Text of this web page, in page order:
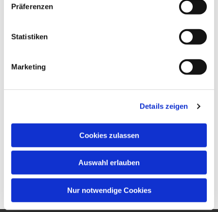
Präferenzen
Statistiken
Marketing
Details zeigen
Cookies zulassen
Auswahl erlauben
Nur notwendige Cookies